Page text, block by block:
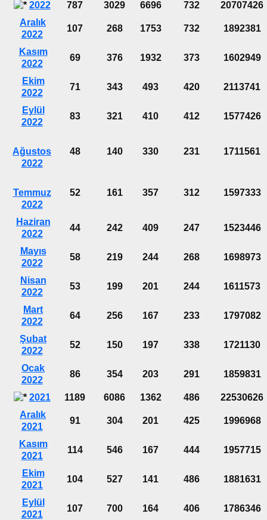
2022 787 3029 6696 732
20707426
Aralık
2022
107 268 1753 732 1892381
Kasım
2022
69 376 1932 373 1602949
Ekim
2022
71 343 493 420 2113741
Eylül
2022
83 321 410 412 1577426
Ağustos
2022
48 140 330 231 1711561
Temmuz
2022
52 161 357 312 1597333
Haziran
2022
44 242 409 247 1523446
Mayıs
2022
58 219 244 268 1698973
Nisan
2022
53 199 201 244 1611573
Mart
2022
64 256 167 233 1797082
Şubat
2022
52 150 197 338 1721130
Ocak
2022
86 354 203 291 1859831
2021 1189 6086 1362 486
22530626
Aralık
2021
91 304 201 425 1996968
Kasım
2021
114 546 167 444 1957715
Ekim
2021
104 527 141 486 1881631
Eylül
2021
107 700 164 406 1786346